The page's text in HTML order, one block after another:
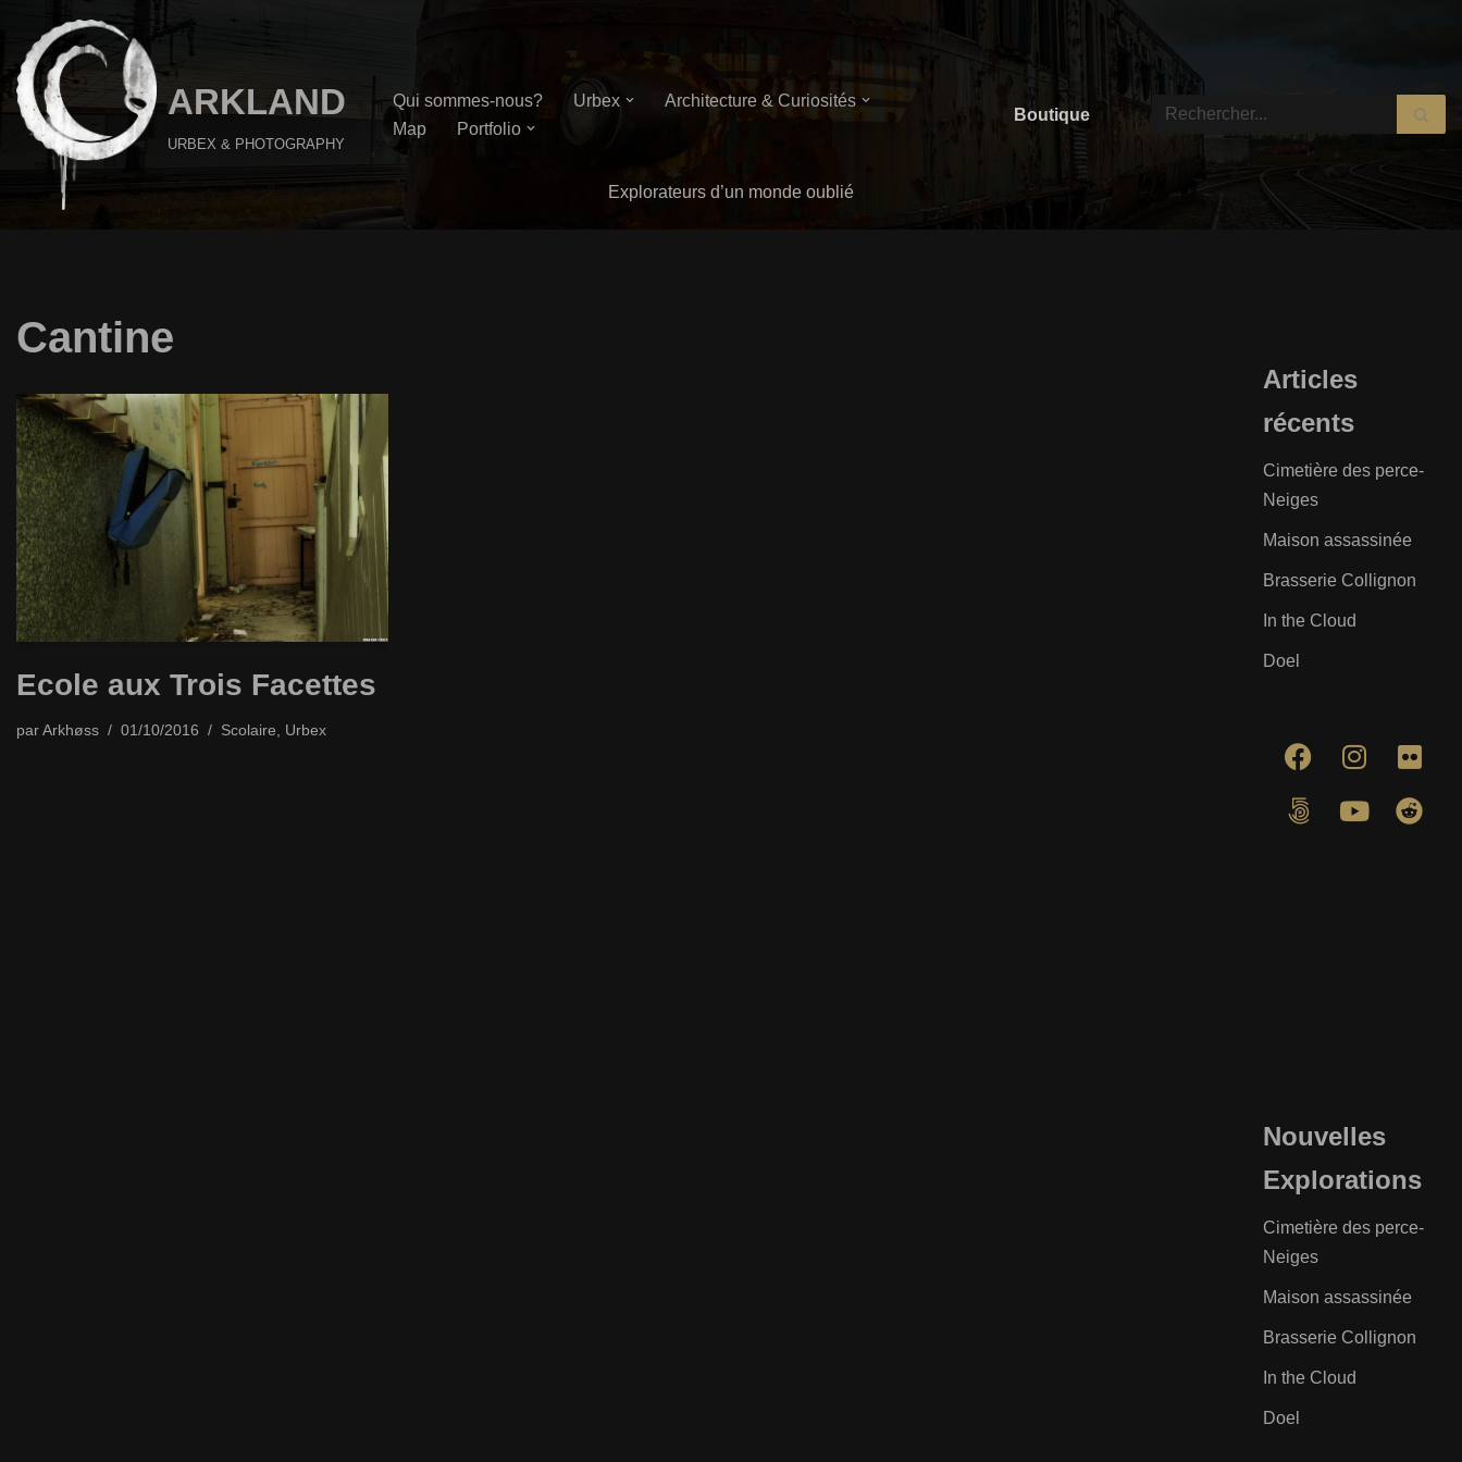
Aller
au
contenu
ARKLAND
URBEX & PHOTOGRAPHY
Qui sommes-nous? Urbex
Architecture & Curiosités
Map
Portfolio
Boutique
Explorateurs d’un monde oublié
Cantine
Ecole aux Trois Facettes
parArkhøss 01/10/2016 Scolaire, Urbex
Articles
récents
Cimetière des perce-
Neiges
Maison assassinée
Brasserie Collignon
In the Cloud
Doel
Nouvelles
Explorations
Cimetière des perce-
Neiges
Maison assassinée
Brasserie Collignon
In the Cloud
Doel